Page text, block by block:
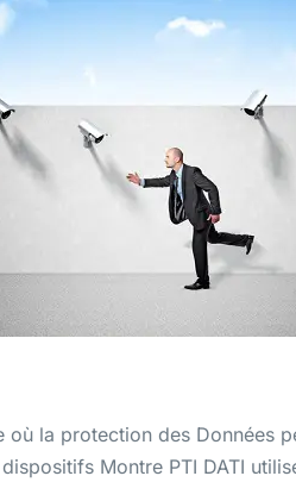
où la protection des Données
Montre PTI DATI